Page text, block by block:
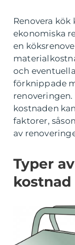
Renovera
ekonomiska
en
och
förknippade
kostnaden
faktorer,
av
Typer
kostnad